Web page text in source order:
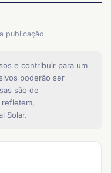
publicação
e contribuir para um
poderão ser
são de
Solar.